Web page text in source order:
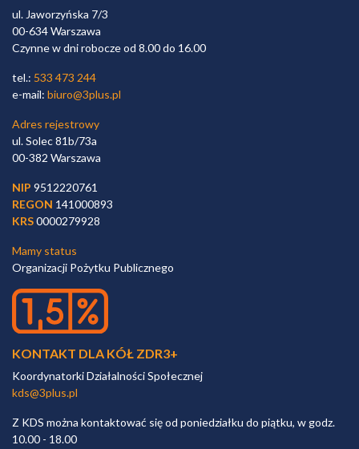
ul. Jaworzyńska 7/3
00-634 Warszawa
Czynne w dni robocze od 8.00 do 16.00
tel.: 533 473 244
e-mail: biuro@3plus.pl
Adres rejestrowy
ul. Solec 81b/73a
00-382 Warszawa
NIP 9512220761
REGON 141000893
KRS0000279928
Mamy status
Organizacji Pożytku Publicznego
KONTAKT DLA KÓŁ ZDR3+
Koordynatorki Działalności Społecznej
kds@3plus.pl
Z KDS można kontaktować się od poniedziałku do piątku, w godz.
10.00 - 18.00